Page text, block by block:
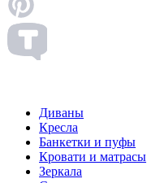
Диваны
Кресла
Банкетки и пуфы
Кровати и матрасы
Зеркала